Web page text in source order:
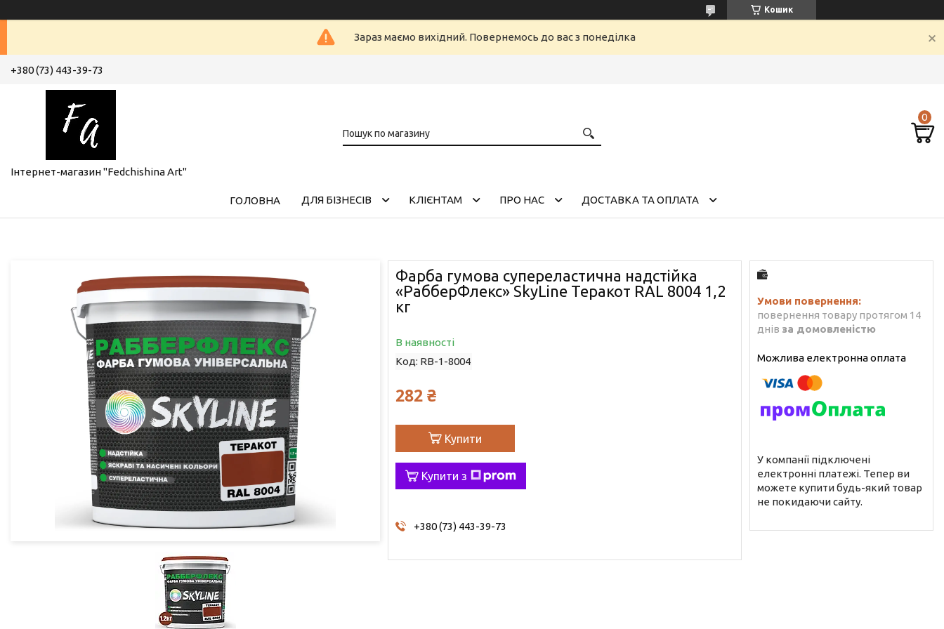
Кошик
Зараз маємо вихідний. Повернемось до вас з понеділка
+380 (73) 443-39-73
Інтернет-магазин "Fedchishina Art"
ГОЛОВНА ДЛЯ БІЗНЕСІВ КЛІЄНТАМ ПРО НАС ДОСТАВКА ТА ОПЛАТА
Фарба гумова супереластична надстійка
«РабберФлекс» SkyLine Теракот RAL 8004 1,2
кг
В наявності
Код: RB-1-8004
282 ₴
Купити
Купити з
+380 (73) 443-39-73
повернення товару протягом 14
днів за домовленістю
У компанії підключені
електронні платежі. Тепер ви
можете купити будь-який товар
не покидаючи сайту.